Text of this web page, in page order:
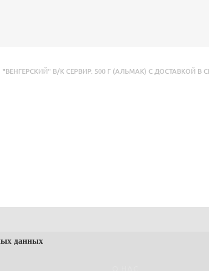
В/К СЕРВИР. 500 Г (АЛЬМАК) С ДОСТАВКОЙ В
данных